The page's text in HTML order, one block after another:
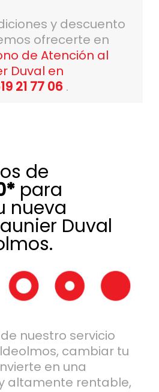
y descuento
ofrecerte en
de Atención al
Duval en
21 77 06 .
de
para
nueva
Duval
nuestro servicio
cambiar tu
en una
altamente rentable,